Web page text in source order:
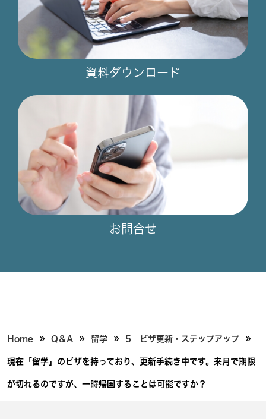
資料ダウンロード
お問合せ
Home » Q＆A » 留学 » 5 ビザ更新・ステップアップ »
現在「留学」のビザを持っており、更新手続き中です。来月で期限
が切れるのですが、一時帰国することは可能ですか？